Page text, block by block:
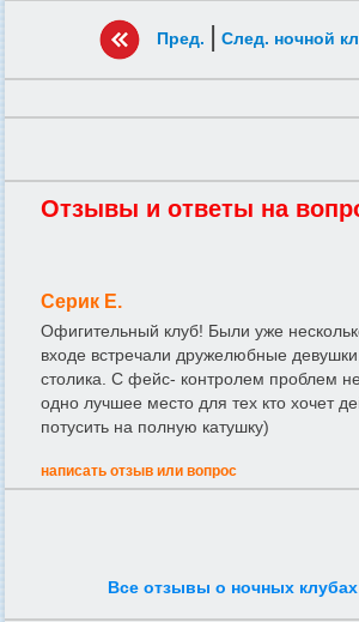
Пред. | След. ночной
Отзывы и ответы на
Серик Е.
Офигительный клуб! Были уже
входе встречали дружелюбные
столика. С фейс- контролем проблем
одно лучшее место для тех кто хочет
потусить на полную катушку)
написать отзыв или вопрос
Все отзывы о ночных